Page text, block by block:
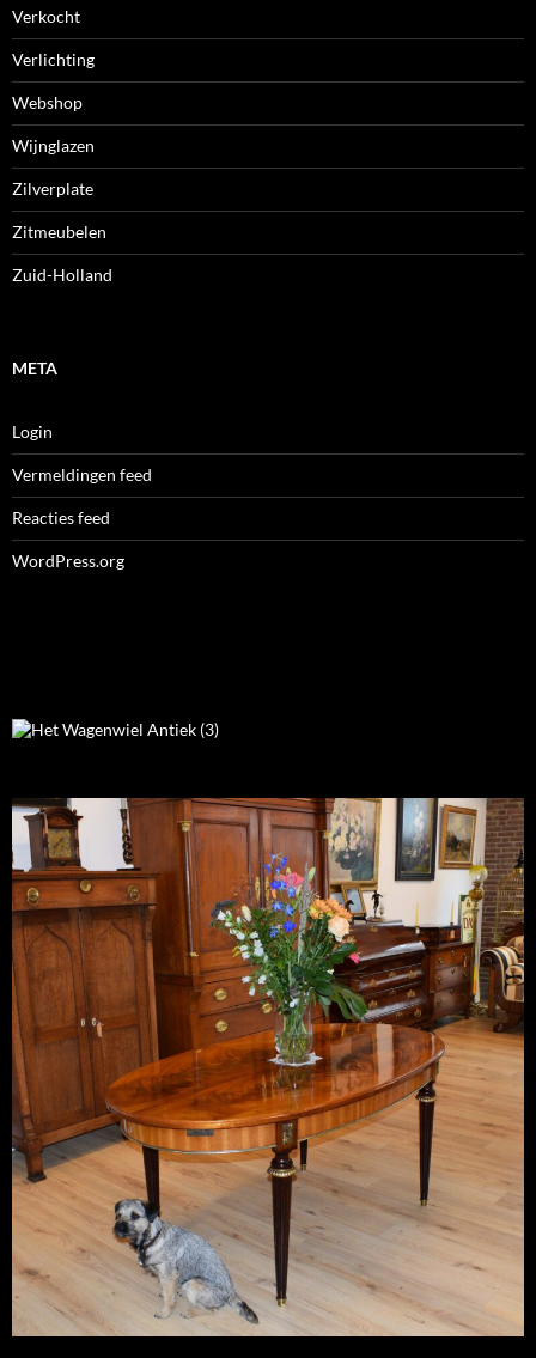
Verkocht
Verlichting
Webshop
Wijnglazen
Zilverplate
Zitmeubelen
Zuid-Holland
META
Login
Vermeldingen feed
Reacties feed
WordPress.org